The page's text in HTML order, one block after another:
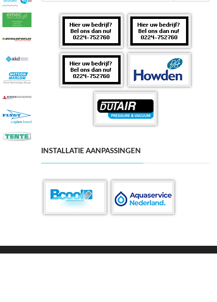
INSTALLATIE AANPASSINGEN